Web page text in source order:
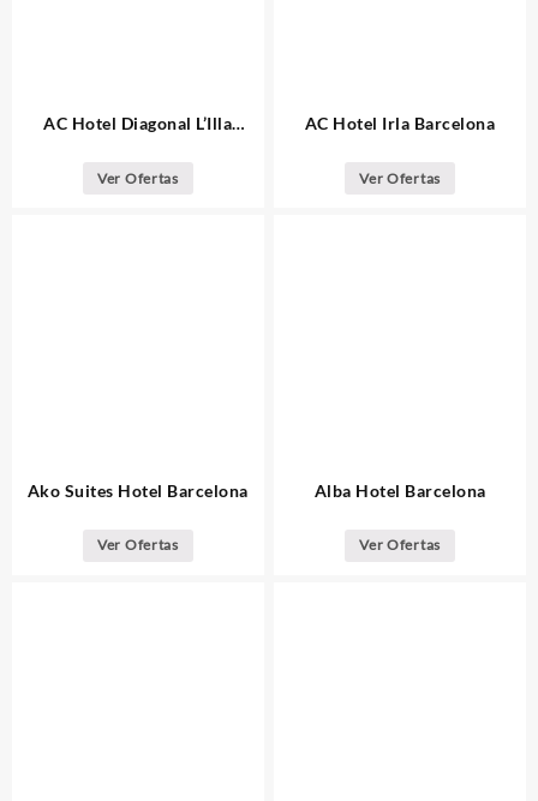
AC Hotel Diagonal L’Illa
Ver Ofertas
AC Hotel Irla Barcelona
Ver Ofertas
Ako Suites Hotel Barcelona
Ver Ofertas
Alba Hotel Barcelona
Ver Ofertas